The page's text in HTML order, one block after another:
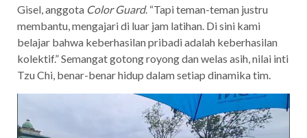
Gisel, anggota Color Guard. “Tapi teman-teman justru
membantu, mengajari di luar jam latihan. Di sini kami
belajar bahwa keberhasilan pribadi adalah keberhasilan
kolektif.” Semangat gotong royong dan welas asih, nilai inti
Tzu Chi, benar-benar hidup dalam setiap dinamika tim.